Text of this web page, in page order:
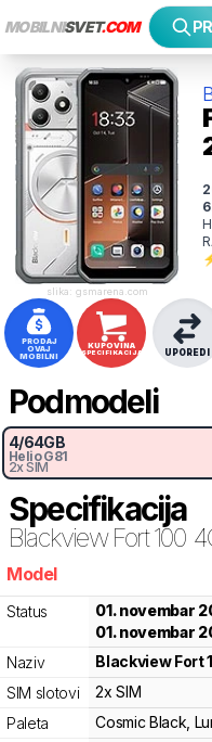
MOBILNISVET.COM
slika: gsmarena.com
PRODAJ
OVAJ
MOBILNI
KUPOVINA
SPECIFIKACIJA UPOREDI
Podmodeli
4/64GB
Helio G81
2x SIM
Specifikacija
Blackview Fort 100
Model
Status 01. novembar
01. novembar
Naziv
Blackview Fort
SIM slotovi
2x SIM
Paleta
Cosmic Black,